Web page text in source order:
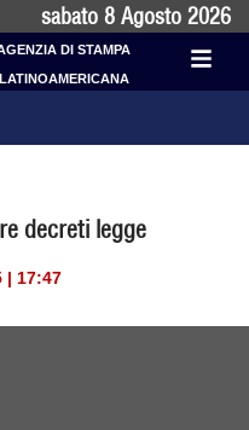
sabato 8 Agosto 2026
DI STAMPA
LATINOAMERICANA
decreti legge
| 17:47